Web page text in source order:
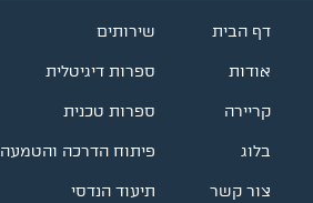
דף הבית
אודות
קריירה
בלוג
צור קשר
שירותים
ספרות דיגיטלית
ספרות טכנית
פיתוח הדרכה והטמעה
תיעוד הנדסי